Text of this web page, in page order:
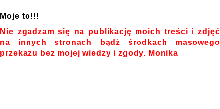
Moje to!!!
Nie zgadzam się na publikację moich treści i zdjęć
na innych stronach bądż środkach masowego
przekazu bez mojej wiedzy i zgody. Monika